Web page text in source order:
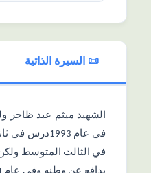
📜 السیرة الذاتیة
الشهيد ميثم عبد
في عام
في الثالث المتوسط